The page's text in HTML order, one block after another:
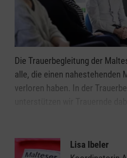
Die Trauerbegleitung der
alle, die einen nahestehenden
verloren haben. In der
den Gefühlen Raum zu geben,
qualifizierten meistLisa Ibeler